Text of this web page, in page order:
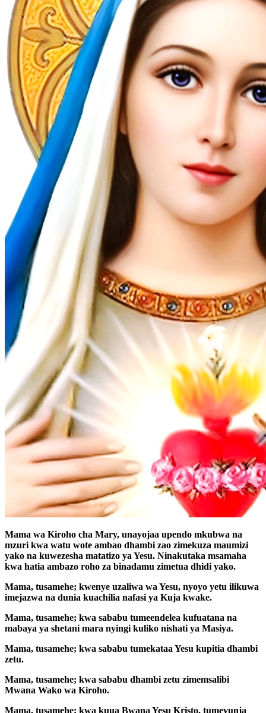
Mama wa Kiroho cha Mary, unayojaa upendo mkubwa na
mzuri kwa watu wote ambao dhambi zao zimekuza maumizi
yako na kuwezesha matatizo ya Yesu. Ninakutaka msamaha
kwa hatia ambazo roho za binadamu zimetua dhidi yako.
Mama, tusamehe; kwenye uzaliwa wa Yesu, nyoyo yetu ilikuwa
imejazwa na dunia kuachilia nafasi ya Kuja kwake.
Mama, tusamehe; kwa sababu tumeendelea kufuatana na
mabaya ya shetani mara nyingi kuliko nishati ya Masiya.
Mama, tusamehe; kwa sababu tumekataa Yesu kupitia dhambi
zetu.
Mama, tusamehe; kwa sababu dhambi zetu zimemsalibi
Mwana Wako wa Kiroho.
Mama, tusamehe; kwa kuua Bwana Yesu Kristo, tumevunja